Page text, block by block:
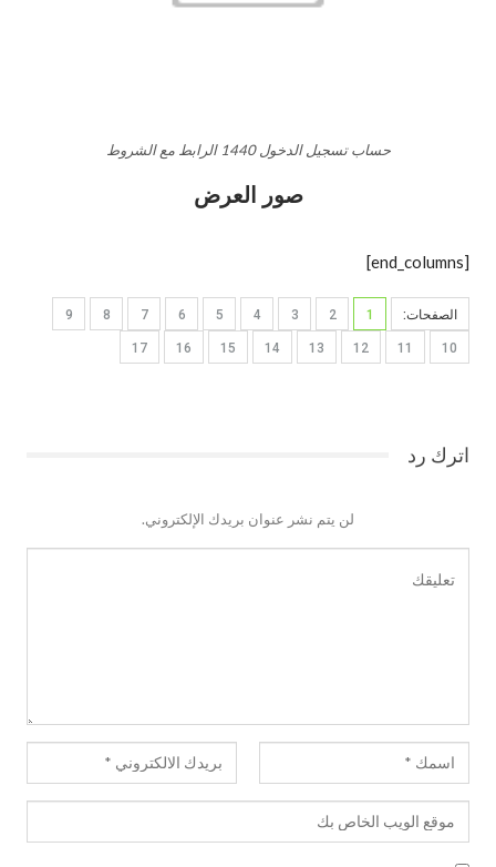
حساب تسجيل الدخول 1440 الرابط مع الشروط
صور العرض
[end_columns]
الصفحات: 1
2
3
4
5
6
7
8
9
10
11
12
13
14
15
16
17
اترك رد
لن يتم نشر عنوان بريدك الإلكتروني.